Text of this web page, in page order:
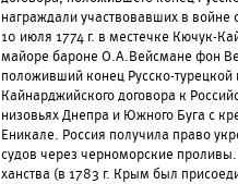
награждали участвовавших в войне
10 июля 1774 г. в местечке Кючук-
майоре бароне О.А.Вейсмане фон
положивший конец Русско-
Кайнарджийского договора к
низовьях Днепра и Южного Буга с
Еникале. Россия получила право
судов через черноморские
ханства (в 1783 г. Крым был